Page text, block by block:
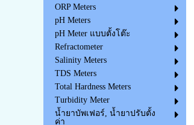
ORP Meters
pH Meters
pH Meter แบบตั้งโต๊ะ
Refractometer
Salinity Meters
TDS Meters
Total Hardness Meters
Turbidity Meter
น้ำยาบัพเฟอร์, น้ำยาปรับตั้ง
ค่า